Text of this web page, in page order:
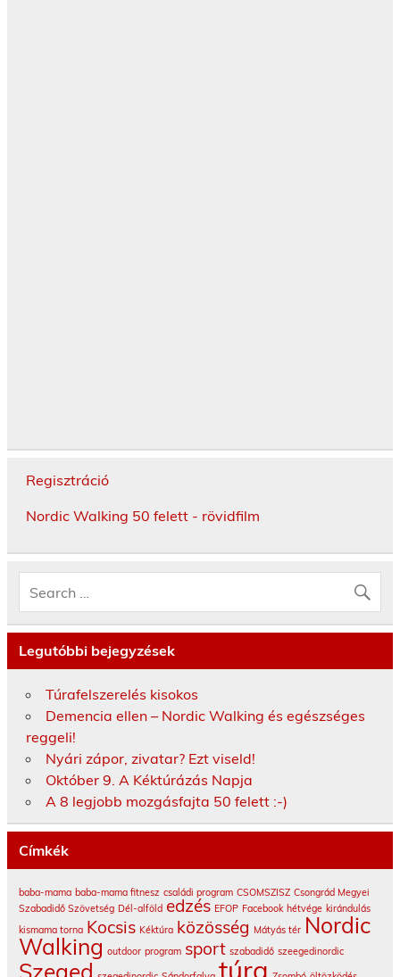
Regisztráció
Nordic Walking 50 felett - rövidfilm
Legutóbbi bejegyzések
Túrafelszerelés kisokos
Demencia ellen – Nordic Walking és egészséges
reggeli!
Nyári zápor, zivatar? Ezt viseld!
Október 9. A Kéktúrázás Napja
A 8 legjobb mozgásfajta 50 felett :-)
Címkék
baba-mama baba-mama fitnesz családi program CSOMSZISZ Csongrád Megyei
Szabadidő Szövetség Dél-alföld edzés EFOP Facebook hétvége kirándulás
kismama torna Kocsis Kéktúra közösség Mátyás tér Nordic
Walking outdoor program sport szabadidő szeegedinordic
Szeged túra